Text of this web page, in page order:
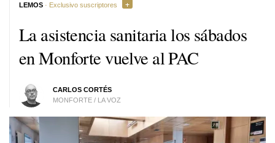
La asistencia sanitaria los sábados
en Monforte vuelve al PAC
CARLOS CORTÉS
MONFORTE / LA VOZ
LEMOS · Exclusivo suscriptores